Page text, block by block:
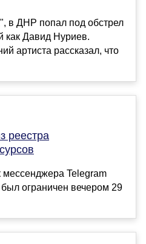
в ДНР попал под обстрел
как Давид Нуриев.
артиста рассказал, что
реестра
мессенджера Telegram
был ограничен вечером 29